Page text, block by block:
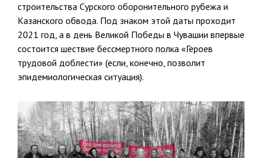
строительства Сурского оборонительного рубежа и
Казанского обвода. Под знаком этой даты проходит
2021 год, а в день Великой Победы в Чувашии впервые
состоится шествие бессмертного полка «Героев
трудовой доблести» (если, конечно, позволит
эпидемиологическая ситуация).